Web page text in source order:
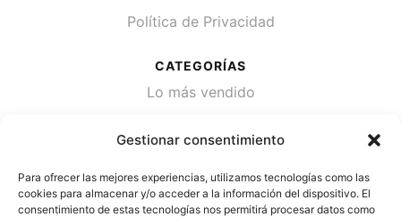
Gestionar consentimiento
Para ofrecer las mejores experiencias, utilizamos tecnologías como las
cookies para almacenar y/o acceder a la información del dispositivo. El
consentimiento de estas tecnologías nos permitirá procesar datos como
Política de Privacidad
CATEGORÍAS
Lo más vendido
Desinfección de agua